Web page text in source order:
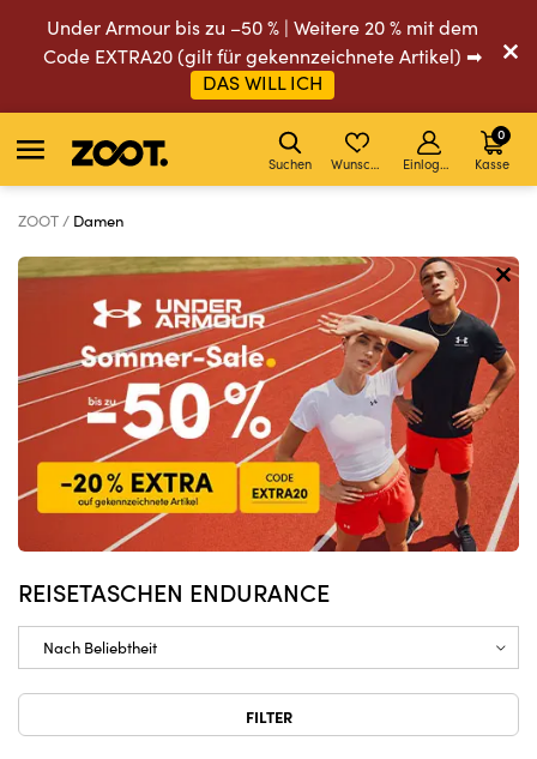
Under Armour bis zu –50 % | Weitere 20 % mit dem
Code EXTRA20 (gilt für gekennzeichnete Artikel) ➡
DAS WILL ICH
Suchen Wunschliste Einloggen Kasse
0
ZOOT Damen
REISETASCHEN ENDURANCE
FILTER